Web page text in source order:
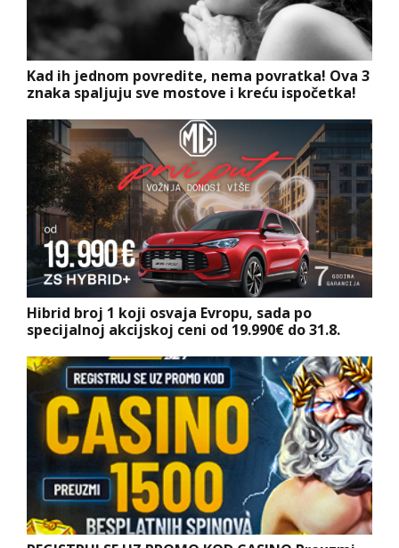
Kad ih jednom povredite, nema povratka! Ova 3
znaka spaljuju sve mostove i kreću ispočetka!
Hibrid broj 1 koji osvaja Evropu, sada po
specijalnoj akcijskoj ceni od 19.990€ do 31.8.